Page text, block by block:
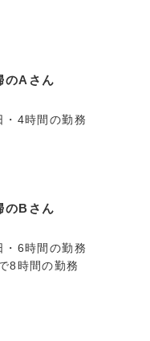
のAさん
・4時間の勤務
のBさん
・6時間の勤務
8時間の勤務